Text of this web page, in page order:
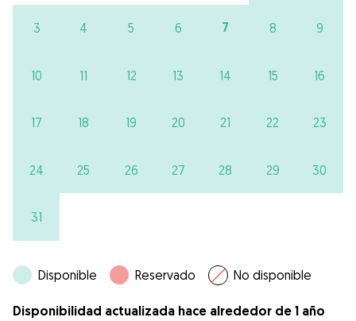
3 4 5 6 7 8 9
10 11 12 13 14 15 16
17 18 19 20 21 22 23
24 25 26 27 28 29 30
31
Disponible Reservado No disponible
Disponibilidad actualizada hace alrededor de 1 año